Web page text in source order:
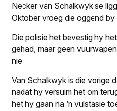
Necker van Schalkwyk se
Oktober vroeg die oggend
Die polisie het bevestig hy
gehad, maar geen
nie.
Van Schalkwyk is die vorige
nadat hy versuim het om
het hy gaan na ’n vulstasie